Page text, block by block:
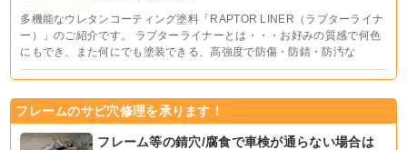
多機能なウレタンコーティング塗料「RAPTOR LINER（ラプターライナ
ー）」のご紹介です。 ラプターライナーとは・・・お好みの質感で何色
にもでき、また何にでも塗装できる、高強度で防傷・防錆・防汚な
フレームのサビ穴修理を承ります！
フレーム等の錆穴/腐食で車検が通らない場合は